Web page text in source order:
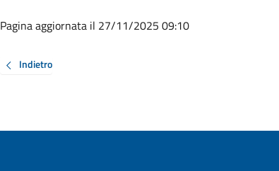
Pagina aggiornata il 27/11/2025 09:10
Indietro